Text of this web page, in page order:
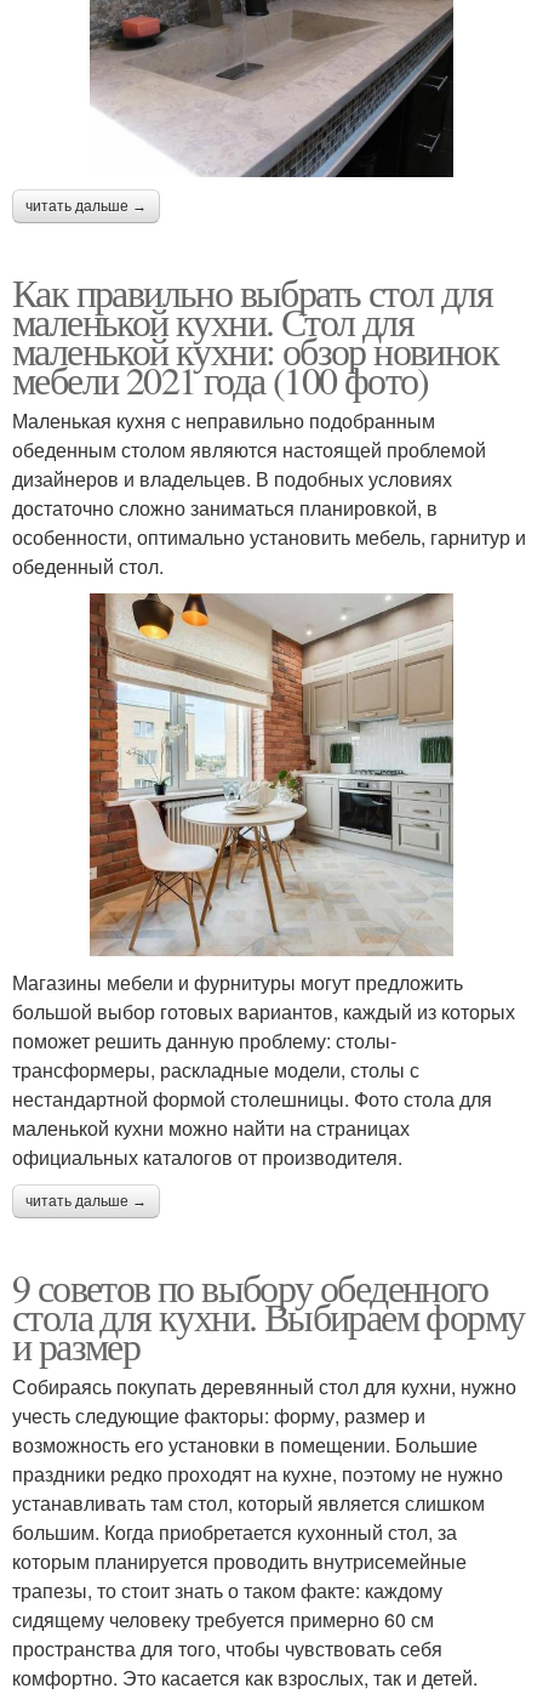
читать дальше →
Как правильно выбрать стол для
маленькой кухни. Стол для
маленькой кухни: обзор новинок
мебели 2021 года (100 фото)
Маленькая кухня с неправильно подобранным
обеденным столом являются настоящей проблемой
дизайнеров и владельцев. В подобных условиях
достаточно сложно заниматься планировкой, в
особенности, оптимально установить мебель, гарнитур и
обеденный стол.
Магазины мебели и фурнитуры могут предложить
большой выбор готовых вариантов, каждый из которых
поможет решить данную проблему: столы-
трансформеры, раскладные модели, столы с
нестандартной формой столешницы. Фото стола для
маленькой кухни можно найти на страницах
официальных каталогов от производителя.
читать дальше →
9 советов по выбору обеденного
стола для кухни. Выбираем форму
и размер
Собираясь покупать деревянный стол для кухни, нужно
учесть следующие факторы: форму, размер и
возможность его установки в помещении. Большие
праздники редко проходят на кухне, поэтому не нужно
устанавливать там стол, который является слишком
большим. Когда приобретается кухонный стол, за
которым планируется проводить внутрисемейные
трапезы, то стоит знать о таком факте: каждому
сидящему человеку требуется примерно 60 см
пространства для того, чтобы чувствовать себя
комфортно. Это касается как взрослых, так и детей.